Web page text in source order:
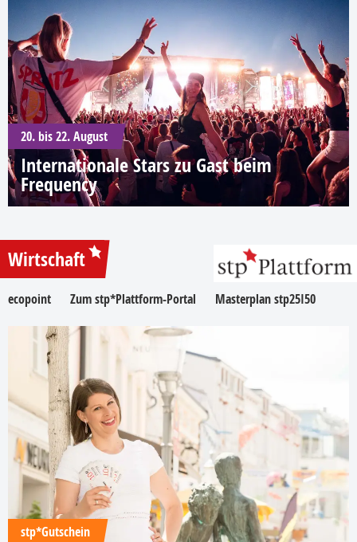
20. bis 22. August
Internationale Stars zu Gast beim
Frequency
Wirtschaft
ecopoint Zum stp*Plattform-Portal Masterplan stp25I50
stp*Gutschein